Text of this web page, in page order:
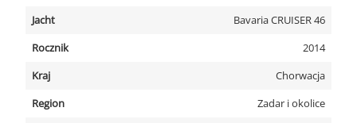
Jacht
Bavaria CRUISER 46
Rocznik
2014
Kraj
Chorwacja
Region
Zadar i okolice